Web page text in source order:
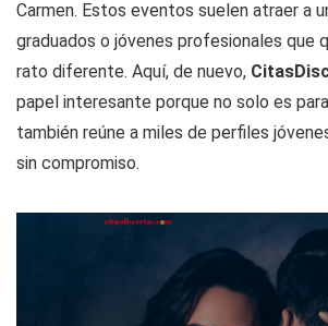
Carmen. Estos eventos suelen atraer a
graduados o jóvenes profesionales que
rato diferente. Aquí, de nuevo,
papel interesante porque no solo es
también reúne a miles de perfiles
sin compromiso.